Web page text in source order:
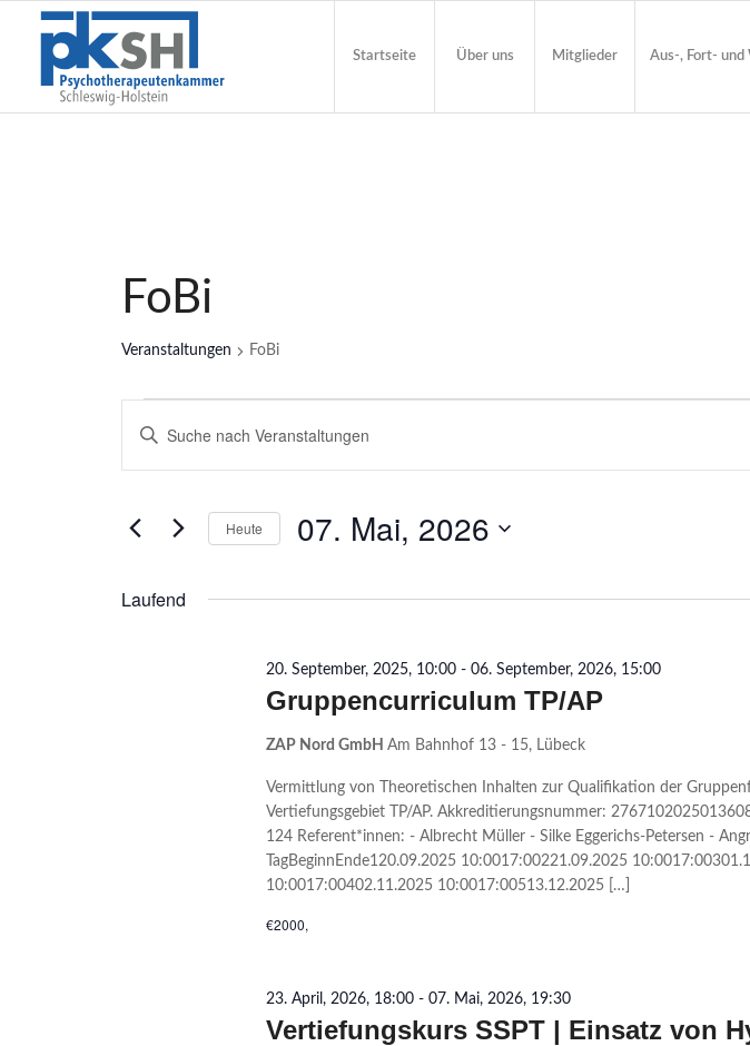
Startseite Über uns Mitglieder Aus-, Fort-
FoBi
Veranstaltungen FoBi
für
Mai,
Such-
Ansichtennavigation
Geben
Das
Suche
nach
Heute 07. Mai, 2026
Laufend
Gruppencurriculum TP/AP
20. September, 2025, 10:00 -06. September, 2026, 15:00
ZAP Nord GmbHAm Bahnhof 13 - 15, Lübeck
Vermittlung von Theoretischen Inhalten zur Qualifikation der
Vertiefungsgebiet TP/AP. Akkreditierungsnummer:
124 Referent*innen: - Albrecht Müller - Silke Eggerichs-Petersen -
TagBeginnEnde120.09.2025 10:0017:00221.09.2025
10:0017:00402.11.2025 10:0017:00513.12.2025 […]
€2000,
Vertiefungskurs SSPT | Einsatz von
23. April, 2026, 18:00 -07. Mai, 2026, 19:30